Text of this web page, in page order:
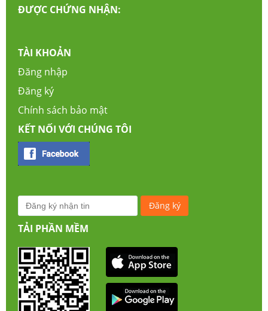
ĐƯỢC CHỨNG NHẬN:
TÀI KHOẢN
Đăng nhập
Đăng ký
Chính sách bảo mật
KẾT NỐI VỚI CHÚNG TÔI
TẢI PHẦN MỀM